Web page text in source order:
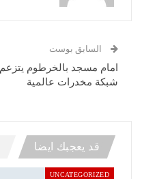
السابق بوست
امام مسجد بالخرطوم يتزعم
شبكة مخدرات عالمية
قد يعجبك ايضا
UNCATEGORIZED